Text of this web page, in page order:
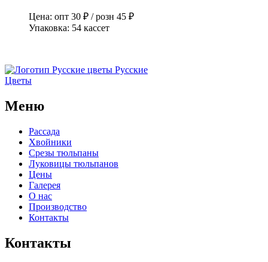
Цена: опт 30 ₽ /розн 45 ₽
Упаковка: 54 кассет
Русские
Цветы
Меню
Рассада
Хвойники
Срезы тюльпаны
Луковицы тюльпанов
Цены
Галерея
О нас
Производство
Контакты
Контакты